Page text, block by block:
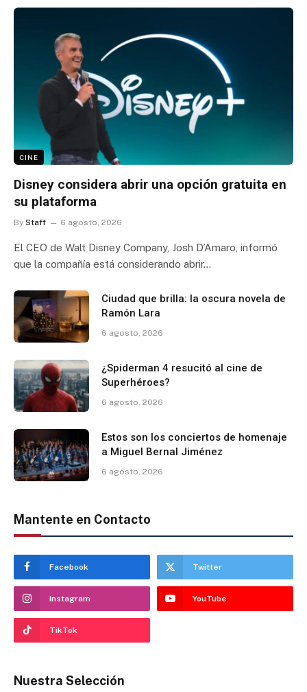
CINE
Disney considera abrir una opción gratuita en
su plataforma
By Staff 6 agosto, 2026
El CEO de Walt Disney Company, Josh D’Amaro, informó
que la compañía está considerando abrir…
Ciudad que brilla: la oscura novela de
Ramón Lara
6 agosto, 2026
¿Spiderman 4 resucitó al cine de
Superhéroes?
6 agosto, 2026
Estos son los conciertos de homenaje
a Miguel Bernal Jiménez
6 agosto, 2026
Mantente en Contacto
Facebook Twitter
Instagram YouTube
TikTok
Nuestra Selección